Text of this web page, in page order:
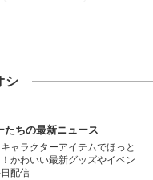
シ
たちの最新ニュース
ャラクターアイテムでほっと
かわいい最新グッズやイベン
配信